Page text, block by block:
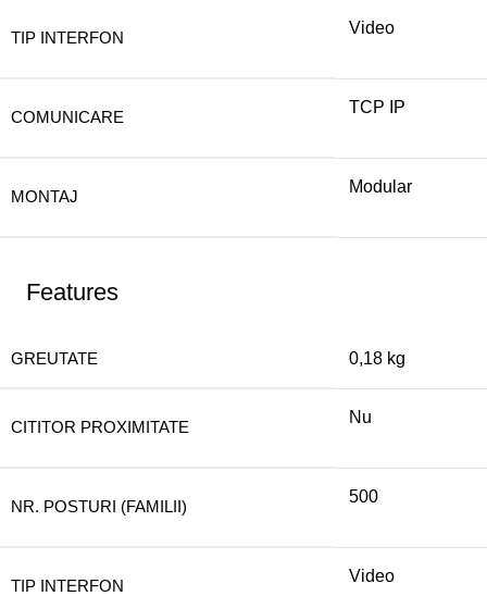
TIP INTERFON
Video
COMUNICARE
TCP IP
MONTAJ
Modular
Features
GREUTATE 0,18 kg
CITITOR PROXIMITATE
Nu
NR. POSTURI (FAMILII)
500
TIP INTERFON
Video